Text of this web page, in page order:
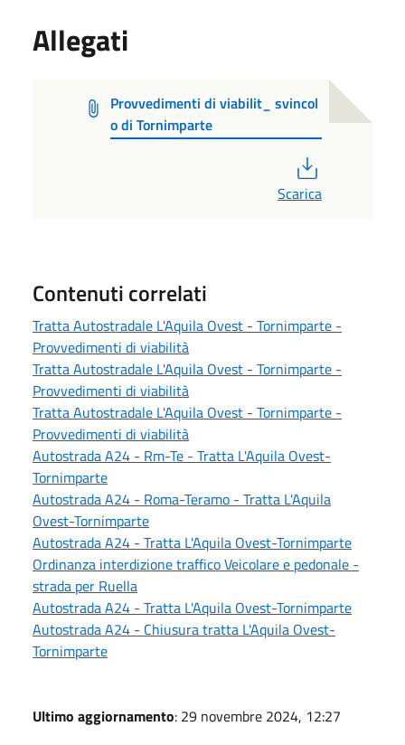
Allegati
Provvedimenti di viabilit_ svincol
o di Tornimparte
Scarica
Contenuti correlati
Tratta Autostradale L'Aquila Ovest - Tornimparte -
Provvedimenti di viabilità
Tratta Autostradale L'Aquila Ovest - Tornimparte -
Provvedimenti di viabilità
Tratta Autostradale L'Aquila Ovest - Tornimparte -
Provvedimenti di viabilità
Autostrada A24 - Rm-Te - Tratta L'Aquila Ovest-
Tornimparte
Autostrada A24 - Roma-Teramo - Tratta L'Aquila
Ovest-Tornimparte
Autostrada A24 - Tratta L'Aquila Ovest-Tornimparte
Ordinanza interdizione traffico Veicolare e pedonale -
strada per Ruella
Autostrada A24 - Tratta L'Aquila Ovest-Tornimparte
Autostrada A24 - Chiusura tratta L'Aquila Ovest-
Tornimparte
Ultimo aggiornamento: 29 novembre 2024, 12:27